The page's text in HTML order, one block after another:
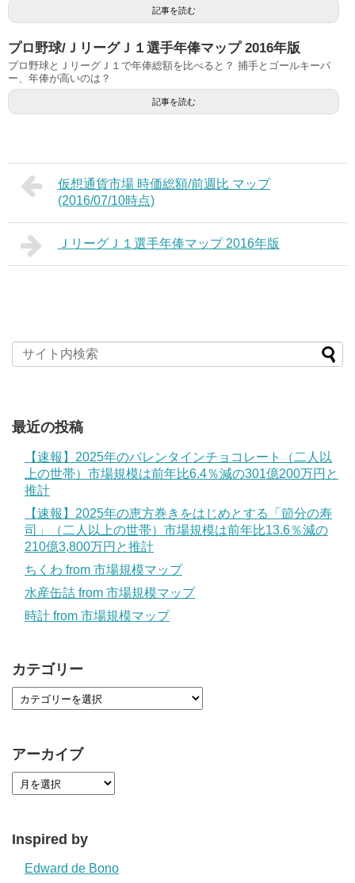
記事を読む
プロ野球/ＪリーグＪ１選手年俸マップ 2016年版
プロ野球とＪリーグＪ１で年俸総額を比べると？ 捕手とゴールキーパ
ー、年俸が高いのは？
記事を読む
仮想通貨市場 時価総額/前週比 マップ
(2016/07/10時点)
ＪリーグＪ１選手年俸マップ 2016年版
最近の投稿
【速報】2025年のバレンタインチョコレート（二人以
上の世帯）市場規模は前年比6.4％減の301億200万円と
推計
【速報】2025年の恵方巻きをはじめとする「節分の寿
司」（二人以上の世帯）市場規模は前年比13.6％減の
210億3,800万円と推計
ちくわ from 市場規模マップ
水産缶詰 from 市場規模マップ
時計 from 市場規模マップ
カテゴリー
アーカイブ
Inspired by
Edward de Bono